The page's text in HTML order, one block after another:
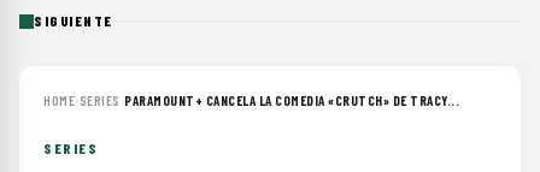
SIGUIENTE
HOME› SERIES ›PARAMOUNT+ CANCELA LA COMEDIA «CRUTCH» DE TRACY...
SERIES